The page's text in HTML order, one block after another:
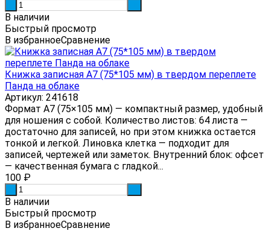
В наличии
Быстрый просмотр
В избранноеСравнение
Книжка записная А7 (75*105 мм) в твердом переплете
Панда на облаке
Артикул: 241618
Формат А7 (75×105 мм) — компактный размер, удобный
для ношения с собой. Количество листов: 64 листа —
достаточно для записей, но при этом книжка остается
тонкой и легкой. Линовка клетка — подходит для
записей, чертежей или заметок. Внутренний блок: офсет
— качественная бумага с гладкой...
100 ₽
В наличии
Быстрый просмотр
В избранноеСравнение